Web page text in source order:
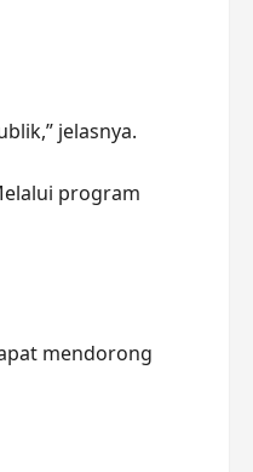
jelasnya.
program
mendorong